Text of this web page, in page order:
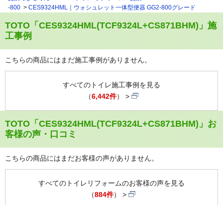
-800
CES9324HML｜ウォシュレット一体型便器 GG2-800グレード
TOTO「CES9324HML(TCF9324L+CS871BHM)」施
工事例
こちらの商品にはまだ施工事例がありません。
すべてのトイレ施工事例を見る
（6,442件）
TOTO「CES9324HML(TCF9324L+CS871BHM)」お
客様の声・口コミ
こちらの商品にはまだお客様の声がありません。
すべてのトイレリフォームのお客様の声を見る
（884件）